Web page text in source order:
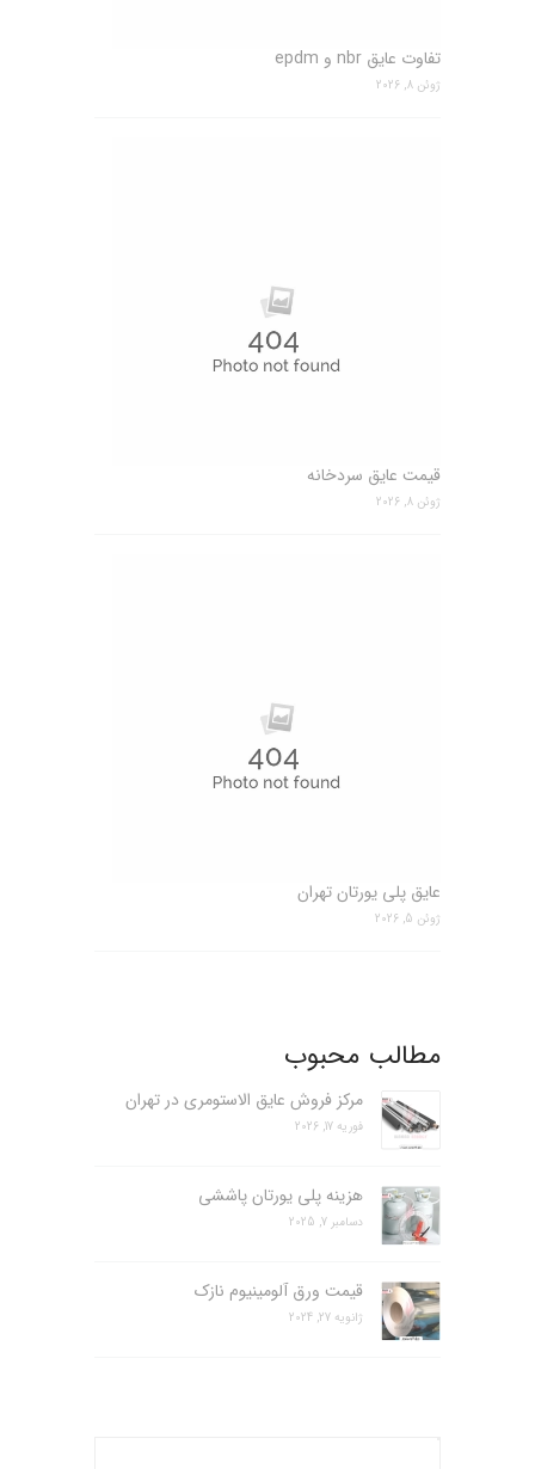
تفاوت عایق nbr و epdm
ژوئن 8, 2026
قیمت عایق سردخانه
ژوئن 8, 2026
عایق پلی یورتان تهران
ژوئن 5, 2026
مطالب محبوب
مرکز فروش عایق الاستومری در تهران
فوریه 17, 2026
هزینه پلی یورتان پاششی
دسامبر 7, 2025
قیمت ورق آلومینیوم نازک
ژانویه 27, 2024